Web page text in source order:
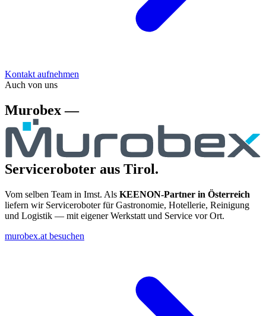
Kontakt aufnehmen
Auch von uns
Murobex —
Serviceroboter aus Tirol.
Vom selben Team in Imst. Als KEENON-Partner in Österreich
liefern wir Serviceroboter für Gastronomie, Hotellerie, Reinigung
und Logistik — mit eigener Werkstatt und Service vor Ort.
murobex.at besuchen